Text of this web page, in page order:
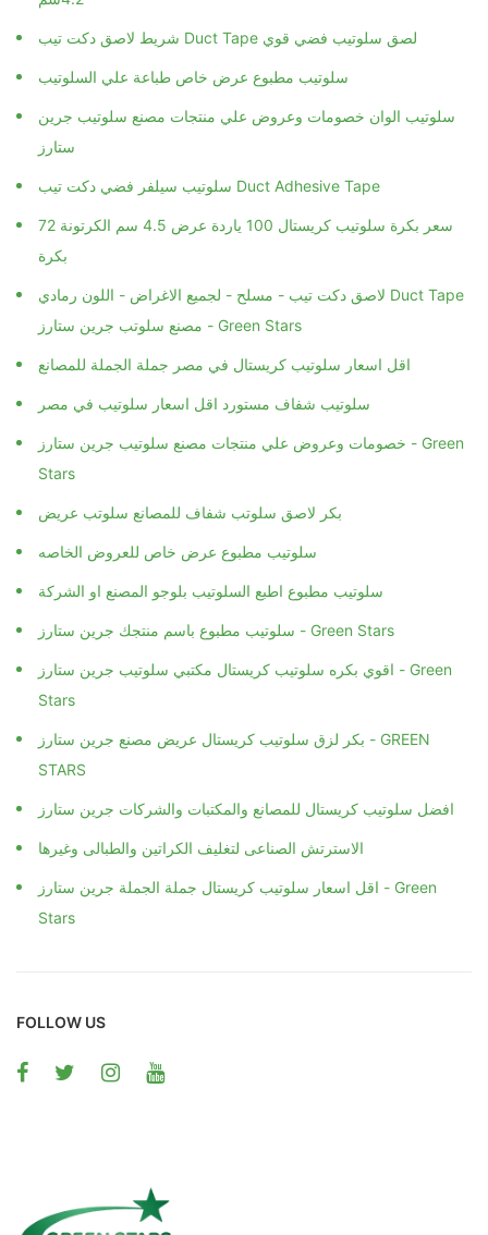
شريط لاصق دكت تيب Duct Tape لصق سلوتيب فضي قوي
سلوتيب مطبوع عرض خاص طباعة علي السلوتيب
سلوتيب الوان خصومات وعروض علي منتجات مصنع سلوتيب جرين
ستارز
سلوتيب سيلفر فضي دكت تيب Duct Adhesive Tape
سعر بكرة سلوتيب كريستال 100 ياردة عرض 4.5 سم الكرتونة 72
بكرة
لاصق دكت تيب - مسلح - لجميع الاغراض - اللون رمادي Duct Tape
مصنع سلوتب جرين ستارز - Green Stars
اقل اسعار سلوتيب كريستال في مصر جملة الجملة للمصانع
سلوتيب شفاف مستورد اقل اسعار سلوتيب في مصر
خصومات وعروض علي منتجات مصنع سلوتيب جرين ستارز - Green
Stars
بكر لاصق سلوتب شفاف للمصانع سلوتب عريض
سلوتيب مطبوع عرض خاص للعروض الخاصه
سلوتيب مطبوع اطبع السلوتيب بلوجو المصنع او الشركة
سلوتيب مطبوع باسم منتجك جرين ستارز - Green Stars
اقوي بكره سلوتيب كريستال مكتبي سلوتيب جرين ستارز - Green
Stars
بكر لزق سلوتيب كريستال عريض مصنع جرين ستارز - GREEN
STARS
افضل سلوتيب كريستال للمصانع والمكتبات والشركات جرين ستارز
الاسترتش الصناعى لتغليف الكراتين والطبالى وغيرها
اقل اسعار سلوتيب كريستال جملة الجملة جرين ستارز - Green
Stars
FOLLOW US